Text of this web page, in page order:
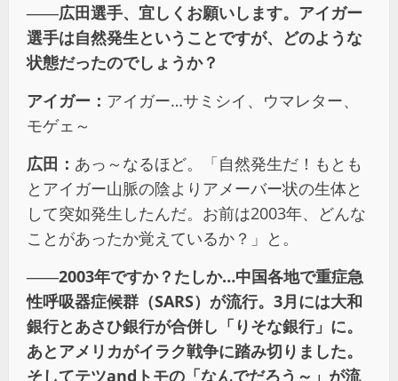
――広田選手、宜しくお願いします。アイガー
選手は自然発生ということですが、どのような
状態だったのでしょうか？
アイガー： アイガー…サミシイ、ウマレター、
モゲェ～
広田： あっ～なるほど。「自然発生だ！もとも
とアイガー山脈の陰よりアメーバー状の生体と
して突如発生したんだ。お前は2003年、どんな
ことがあったか覚えているか？」と。
――2003年ですか？たしか…中国各地で重症急
性呼吸器症候群（SARS）が流行。 3月には大和
銀行とあさひ銀行が合併し「りそな銀行」に。
あとアメリカがイラク戦争に踏み切りました。
そしてテツand トモの「なんでだろう～」が流